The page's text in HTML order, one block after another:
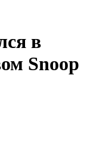
в
Snoop